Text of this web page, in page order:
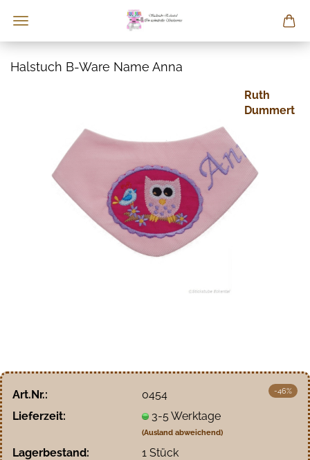
Halstuch B-Ware Name Anna
Ruth
Dummert
-46%
Art.Nr.:
0454
Lieferzeit:
3-5 Werktage
(Ausland abweichend)
Lagerbestand: 1 Stück